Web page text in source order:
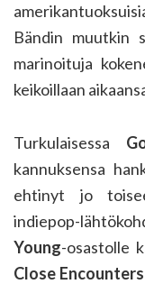
Bändin muutkin
marinoituja
keikoillaan
Turkulaisessa
kannuksensa
ehtinyt jo
indiepop-
Young-osastolle
Close Encounters